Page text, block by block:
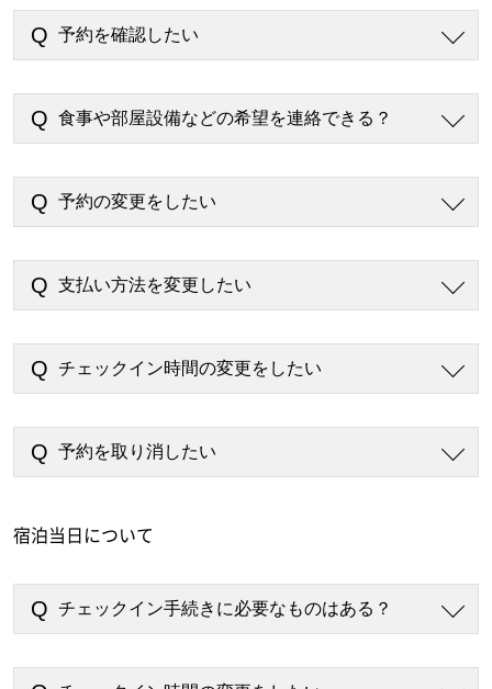
予約を確認したい
食事や部屋設備などの希望を連絡できる？
予約の変更をしたい
支払い方法を変更したい
チェックイン時間の変更をしたい
予約を取り消したい
宿泊当日について
チェックイン手続きに必要なものはある？